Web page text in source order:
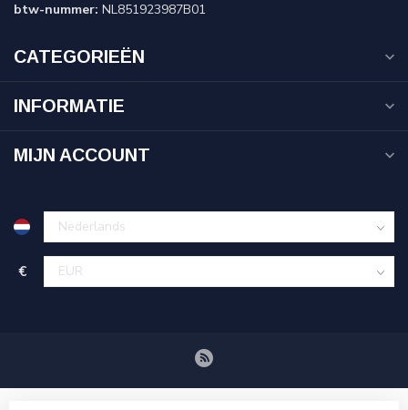
btw-nummer: NL851923987B01
CATEGORIEËN
INFORMATIE
MIJN ACCOUNT
€